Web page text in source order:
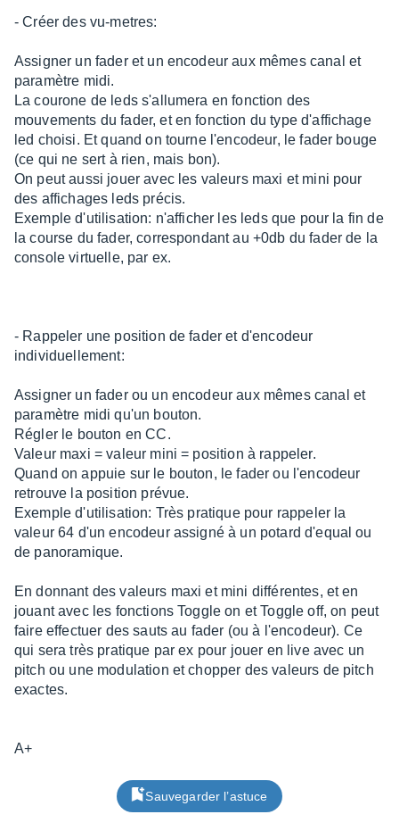
- Créer des vu-metres:
Assigner un fader et un encodeur aux mêmes canal et
paramètre midi.
La courone de leds s'allumera en fonction des
mouvements du fader, et en fonction du type d'affichage
led choisi. Et quand on tourne l'encodeur, le fader bouge
(ce qui ne sert à rien, mais bon).
On peut aussi jouer avec les valeurs maxi et mini pour
des affichages leds précis.
Exemple d'utilisation: n'afficher les leds que pour la fin de
la course du fader, correspondant au +0db du fader de la
console virtuelle, par ex.
- Rappeler une position de fader et d'encodeur
individuellement:
Assigner un fader ou un encodeur aux mêmes canal et
paramètre midi qu'un bouton.
Régler le bouton en CC.
Valeur maxi = valeur mini = position à rappeler.
Quand on appuie sur le bouton, le fader ou l'encodeur
retrouve la position prévue.
Exemple d'utilisation: Très pratique pour rappeler la
valeur 64 d'un encodeur assigné à un potard d'equal ou
de panoramique.
En donnant des valeurs maxi et mini différentes, et en
jouant avec les fonctions Toggle on et Toggle off, on peut
faire effectuer des sauts au fader (ou à l'encodeur). Ce
qui sera très pratique par ex pour jouer en live avec un
pitch ou une modulation et chopper des valeurs de pitch
exactes.
A+
Sauvegarder l’astuce